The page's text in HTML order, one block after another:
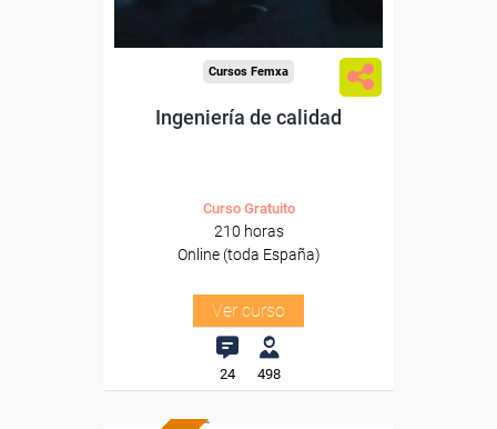
Cursos Femxa
Ingeniería de calidad
Curso Gratuito
210 horas
Online (toda España)
Ver curso
24 498